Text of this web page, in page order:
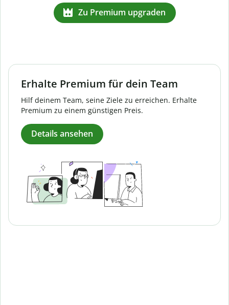
Zu Premium upgraden
Erhalte Premium für dein Team
Hilf deinem Team, seine Ziele zu erreichen. Erhalte
Premium zu einem günstigen Preis.
Details ansehen